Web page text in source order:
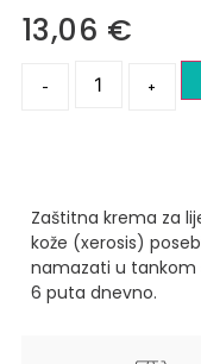
13,06 €
- +
Zaštitna krema za
kože (xerosis)
namazati u tankom
6 puta dnevno.